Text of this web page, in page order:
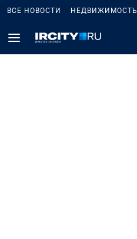
ВСЕ НОВОСТИ НЕДВИЖИМОСТЬ